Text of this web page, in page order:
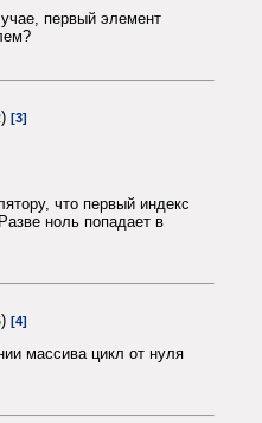
первый элемент
) [3]
что первый индекс
ноль попадает в
) [4]
массива цикл от нуля